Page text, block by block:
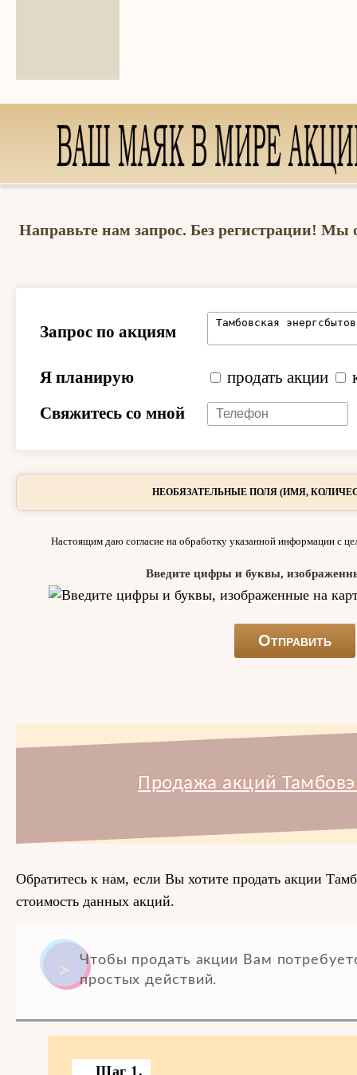
Направьте нам запрос. Без регистрации! Мы
Запрос по акциям
Я планирую продать акции
Свяжитесь со мной
НЕОБЯЗАТЕЛЬНЫЕ ПОЛЯ (ИМЯ,
Настоящим даю согласие на обработку указанной информации с
Введите цифры и буквы,
Продажа акций
Обратитесь к нам, если Вы хотите продать акции
стоимость данных акций.
Чтобы продать акции Вам
простых действий.
Шаг 1.